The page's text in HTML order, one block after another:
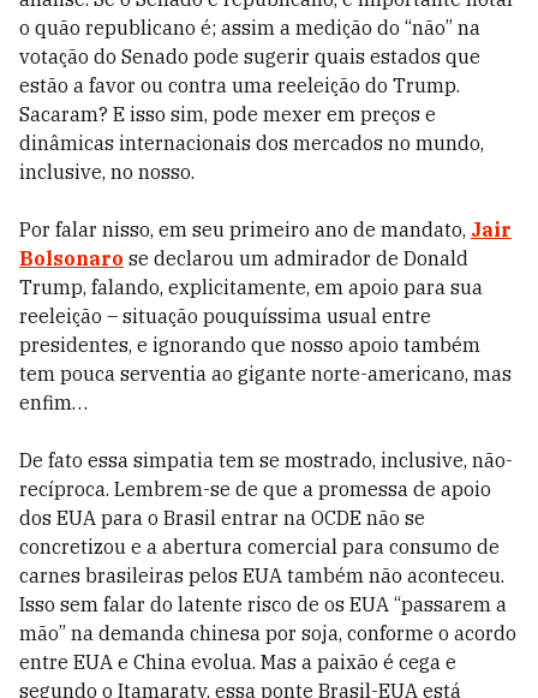
o quão republicano é; assim a medição do “não” na
votação do Senado pode sugerir quais estados que
estão a favor ou contra uma reeleição do Trump.
Sacaram? E isso sim, pode mexer em preços e
dinâmicas internacionais dos mercados no mundo,
inclusive, no nosso.
Por falar nisso, em seu primeiro ano de mandato, Jair
Bolsonaro se declarou um admirador de Donald
Trump, falando, explicitamente, em apoio para sua
reeleição – situação pouquíssima usual entre
presidentes, e ignorando que nosso apoio também
tem pouca serventia ao gigante norte-americano, mas
enfim…
De fato essa simpatia tem se mostrado, inclusive, não-
recíproca. Lembrem-se de que a promessa de apoio
dos EUA para o Brasil entrar na OCDE não se
concretizou e a abertura comercial para consumo de
carnes brasileiras pelos EUA também não aconteceu.
Isso sem falar do latente risco de os EUA “passarem a
mão” na demanda chinesa por soja, conforme o acordo
entre EUA e China evolua. Mas a paixão é cega e
segundo o Itamaraty, essa ponte Brasil-EUA está